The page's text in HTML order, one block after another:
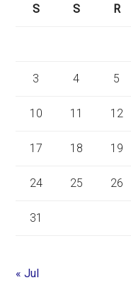
S
S R
3 4 5
10 11 12
17 18 19
24 25 26
31
« Jul